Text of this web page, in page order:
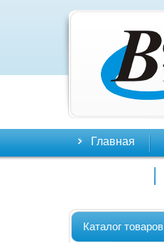
Главная
Каталог товаров